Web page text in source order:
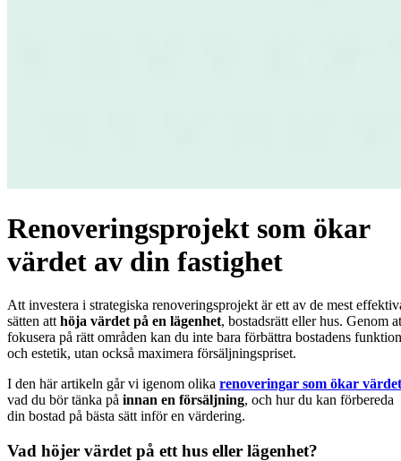
Renoveringsprojekt som ökar
värdet av din fastighet
Att investera i strategiska renoveringsprojekt är ett av de mest
sätten att höja värdet på en lägenhet, bostadsrätt eller hus. Genom
fokusera på rätt områden kan du inte bara förbättra bostadens funktion
och estetik, utan också maximera försäljningspriset.
I den här artikeln går vi igenom olika renoveringar som ökar värdet
vad du bör tänka på innan en försäljning, och hur du kan förbereda
din bostad på bästa sätt inför en värdering.
Vad höjer värdet på ett hus eller lägenhet?